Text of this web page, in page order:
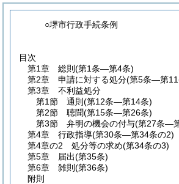
○堺市行政手続条例
目次
第1章
総則 (第1条―第4条)
第2章
申請に対する処分(第5条―第11
第3章
不利益処分
第1節
通則 (第12条―第14条)
第2節
聴聞(第15条―第26条)
第3節
弁明の機会の付与(第27条―
第4章
行政指導(第30条―第34条の2)
第4章の2
処分等の求め(第34条の3)
第5章
届出(第35条)
第6章
雑則 (第36条)
附則